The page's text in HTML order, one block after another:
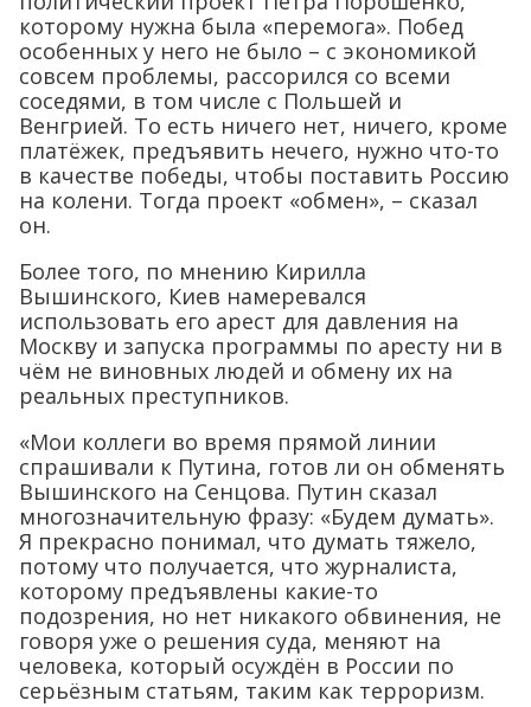
которому нужна была «перемога». Побед
особенных у него не было – с экономикой
совсем проблемы, рассорился со всеми
соседями, в том числе с Польшей и
Венгрией. То есть ничего нет, ничего, кроме
платёжек, предъявить нечего, нужно что-то
в качестве победы, чтобы поставить Россию
на колени. Тогда проект «обмен», – сказал
он.
Более того, по мнению Кирилла
Вышинского, Киев намеревался
использовать его арест для давления на
Москву и запуска программы по аресту ни в
чём не виновных людей и обмену их на
реальных преступников.
«Мои коллеги во время прямой линии
спрашивали к Путина, готов ли он обменять
Вышинского на Сенцова. Путин сказал
многозначительную фразу: «Будем думать».
Я прекрасно понимал, что думать тяжело,
потому что получается, что журналиста,
которому предъявлены какие-то
подозрения, но нет никакого обвинения, не
говоря уже о решения суда, меняют на
человека, который осуждён в России по
серьёзным статьям, таким как терроризм.